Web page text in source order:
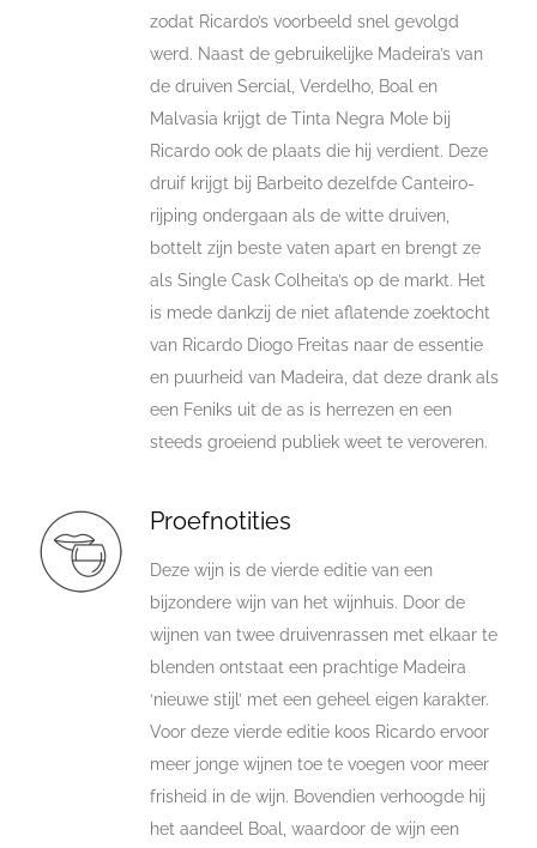
zodat Ricardo’s voorbeeld snel gevolgd
werd. Naast de gebruikelijke Madeira’s van
de druiven Sercial, Verdelho, Boal en
Malvasia krijgt de Tinta Negra Mole bij
Ricardo ook de plaats die hij verdient. Deze
druif krijgt bij Barbeito dezelfde Canteiro-
rijping ondergaan als de witte druiven,
bottelt zijn beste vaten apart en brengt ze
als Single Cask Colheita’s op de markt. Het
is mede dankzij de niet aflatende zoektocht
van Ricardo Diogo Freitas naar de essentie
en puurheid van Madeira, dat deze drank als
een Feniks uit de as is herrezen en een
steeds groeiend publiek weet te veroveren.
Proefnotities
Deze wijn is de vierde editie van een
bijzondere wijn van het wijnhuis. Door de
wijnen van twee druivenrassen met elkaar te
blenden ontstaat een prachtige Madeira
‘nieuwe stijl’ met een geheel eigen karakter.
Voor deze vierde editie koos Ricardo ervoor
meer jonge wijnen toe te voegen voor meer
frisheid in de wijn. Bovendien verhoogde hij
het aandeel Boal, waardoor de wijn een